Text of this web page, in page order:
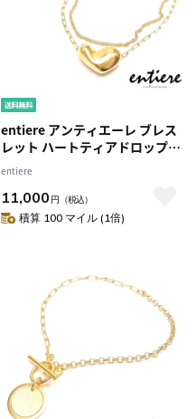
entiere アンティエーレ ブレス
レット ハートティアドロップ
17+3cm シルバー925 18金コー
entiere
11,000 円 （税込）
積算 100 マイル (1倍)